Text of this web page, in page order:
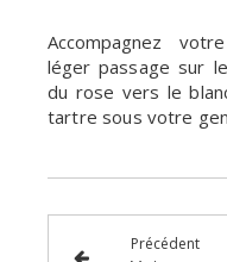
Accompagnez
léger passage sur
du rose vers le
tartre sous votre
Précédent